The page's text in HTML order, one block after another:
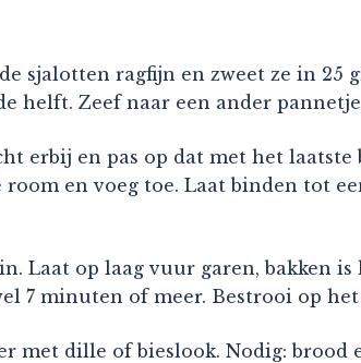
sjalotten ragfijn en zweet ze in 25
helft. Zeef naar een ander
erbij en pas op dat met het laatste
en voeg toe. Laat binden tot
Laat op laag vuur garen, bakken
7 minuten of meer. Bestrooi op
met dille of bieslook. Nodig: brood